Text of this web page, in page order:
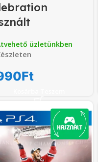
üzletünkben
Ft